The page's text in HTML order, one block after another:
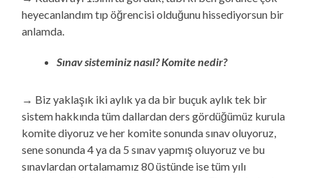
heyecanlandım tıp öğrencisi olduğunu hissediyorsun bir
anlamda.
Sınav sisteminiz nasıl? Komite nedir?
→ Biz yaklaşık iki aylık ya da bir buçuk aylık tek bir
sistem hakkında tüm dallardan ders gördüğümüz kurula
komite diyoruz ve her komite sonunda sınav oluyoruz,
sene sonunda 4 ya da 5 sınav yapmış oluyoruz ve bu
sınavlardan ortalamamız 80 üstünde ise tüm yılı